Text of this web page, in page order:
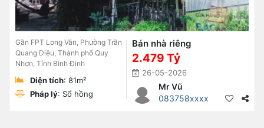
Gần FPT Long Vân, Phường Trần
Quang Diệu, Thành phố Quy
Nhơn, Tỉnh Bình Định
Diện tích: 81m²
Pháp lý: Sổ hồng
Bán nhà riêng
2.479 Tỷ
26-05-2026
Mr Vũ
083758xxxx